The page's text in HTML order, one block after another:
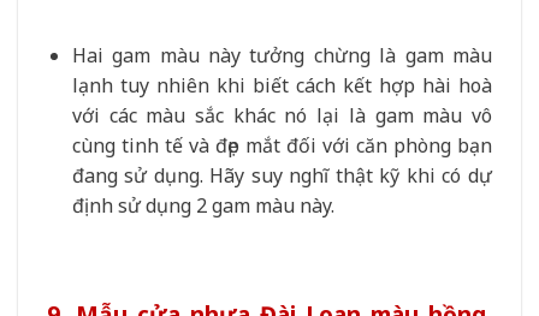
Hai gam màu này tưởng chừng là gam màu
lạnh tuy nhiên khi biết cách kết hợp hài hoà
với các màu sắc khác nó lại là gam màu vô
cùng tinh tế và đẹp mắt đối với căn phòng bạn
đang sử dụng. Hãy suy nghĩ thật kỹ khi có dự
định sử dụng 2 gam màu này.